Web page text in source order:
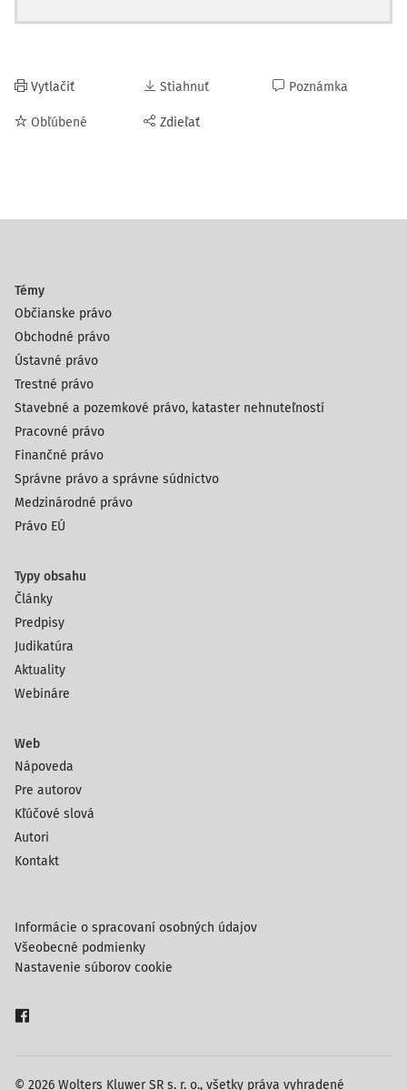
Vytlačiť
Obľúbené
Stiahnuť
Zdieľať
Poznámka
Témy
Občianske právo
Obchodné právo
Ústavné právo
Trestné právo
Stavebné a pozemkové právo, kataster nehnuteľností
Pracovné právo
Finančné právo
Správne právo a správne súdnictvo
Medzinárodné právo
Právo EÚ
Typy obsahu
Články
Predpisy
Judikatúra
Aktuality
Webináre
Web
Nápoveda
Pre autorov
Kľúčové slová
Autori
Kontakt
© 2026 Wolters Kluwer SR s. r. o., všetky práva vyhradené
Informácie o spracovaní osobných údajov
Všeobecné podmienky
Nastavenie súborov cookie